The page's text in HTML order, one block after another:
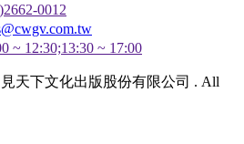
0012
~ 12:30;13:30 ~ 17:00
天下文化出版股份有限公司 . All